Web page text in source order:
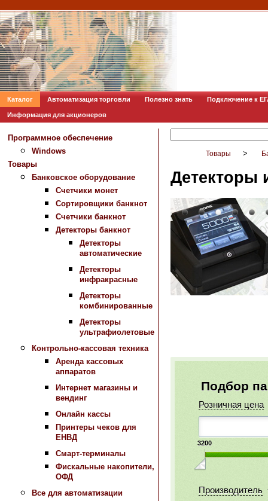
Каталог Автоматизация торговли Полезно знать Подключение к
Информация для акционеров
Программное обеспечение
Windows
Товары
Банковское оборудование
Счетчики монет
Сортировщики банкнот
Счетчики банкнот
Детекторы банкнот
Детекторы
автоматические
Детекторы
инфракрасные
Детекторы
комбинированные
Детекторы
ультрафиолетовые
Контрольно-кассовая техника
Аренда кассовых
аппаратов
Интернет магазины и
вендинг
Онлайн кассы
Принтеры чеков для
ЕНВД
Смарт-терминалы
Фискальные накопители,
ОФД
Все для автоматизации
Товары >
Детекторы
Подбор
Розничная цена
3200
Производитель